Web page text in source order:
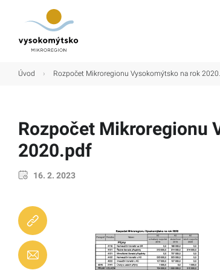
Úvod › Rozpočet Mikroregionu Vysokomýtsko na rok
Rozpočet Mikroregionu
2020.pdf
16. 2. 2023
Turistické cíle
Kultura